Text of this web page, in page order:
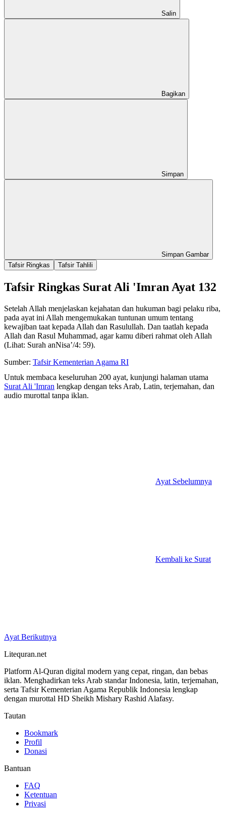
Salin
Bagikan
Simpan
Simpan Gambar
Tafsir Ringkas
Tafsir Tahlili
Tafsir Ringkas Surat Ali 'Imran Ayat 132
Setelah Allah menjelaskan kejahatan dan hukuman bagi pelaku riba,
pada ayat ini Allah mengemukakan tuntunan umum tentang
kewajiban taat kepada Allah dan Rasulullah. Dan taatlah kepada
Allah dan Rasul Muhammad, agar kamu diberi rahmat oleh Allah
(Lihat: Surah anNisa’/4: 59).
Sumber: Tafsir Kementerian Agama RI
Untuk membaca keseluruhan 200 ayat, kunjungi halaman utama
Surat Ali 'Imran lengkap dengan teks Arab, Latin, terjemahan, dan
audio murottal tanpa iklan.
Ayat Sebelumnya
Kembali ke Surat
Ayat Berikutnya
Litequran.net
Platform Al-Quran digital modern yang cepat, ringan, dan bebas
iklan. Menghadirkan teks Arab standar Indonesia, latin, terjemahan,
serta Tafsir Kementerian Agama Republik Indonesia lengkap
dengan murottal HD Sheikh Mishary Rashid Alafasy.
Tautan
Bookmark
Profil
Donasi
Bantuan
FAQ
Ketentuan
Privasi